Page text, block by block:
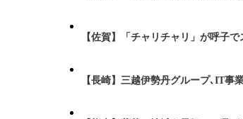
【佐賀】「チャリチャリ」が呼子
【長崎】三越伊勢丹グループ､IT事